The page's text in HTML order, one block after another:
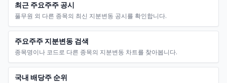
최근 주요주주 공시
풀무원 외 다른 종목의 최신 지분변동 공시를 확인합니다.
주요주주 지분변동 검색
종목명이나 코드로 다른 종목의 지분변동 차트를 찾아봅니다.
국내 배당주 순위